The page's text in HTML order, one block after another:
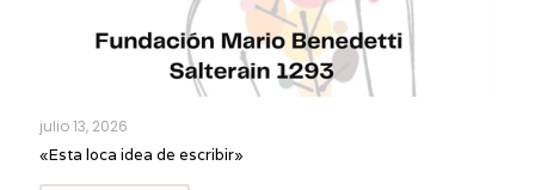
julio 13, 2026
«Esta loca idea de escribir»